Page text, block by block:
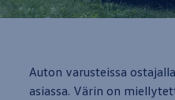
Auton varusteissa
asiassa. Värin on